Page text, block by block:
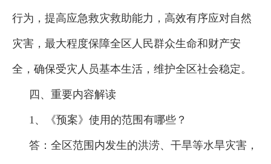
行为，提高应急救灾救助能力，高效有序应对自然
灾害，最大程度保障全区人民群众生命和财产安
全，确保受灾人员基本生活，维护全区社会稳定。
四、重要内容解读
1、《预案》使用的范围有哪些？
答：全区范围内发生的洪涝、干旱等水旱灾害，